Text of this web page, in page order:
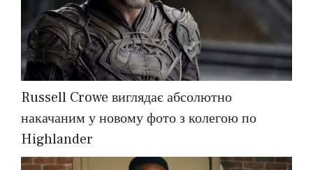
Russell Crowe виглядає абсолютно
накачаним у новому фото з колегою по
Highlander